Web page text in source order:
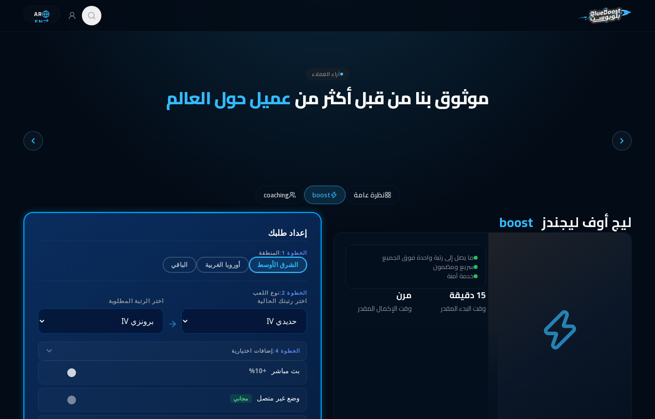
Skip to content
AR
EN
آراء العملاء
موثوق بنا من قبل أكثر منعميل حول العالم
نظرة عامة boost
coaching
ليج أوف ليجندز boost
ما يصل إلى رتبة واحدة فوق الجميع
سريع ومضمون
خدمة آمنة
15 دقيقة
وقت البدء المقدر
مرن
وقت الإكمال المقدر
إعداد طلبك
الخطوة 1: المنطقة
الشرق الأوسط أوروبا الغربية الباقي
الخطوة 2:
نوع اللعب
اختر رتبتك الحالية
اختر الرتبة المطلوبة
الخطوة 4: إضافات اختيارية
بث مباشر +10%
وضع غير متصل مجاني